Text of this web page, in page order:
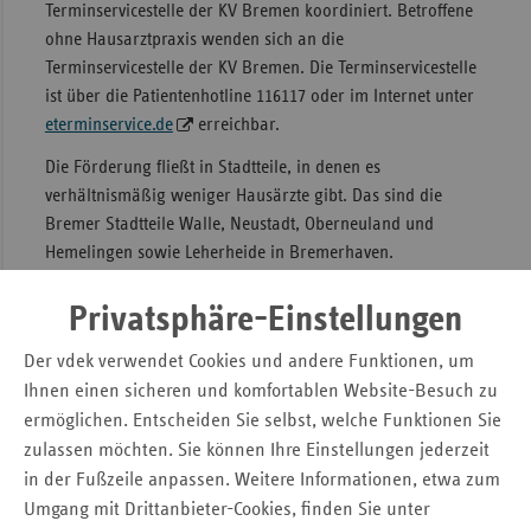
Privatsphäre-Einstellungen
Der vdek verwendet Cookies und andere Funktionen, um
Ihnen einen sicheren und komfortablen Website-Besuch zu
ermöglichen. Entscheiden Sie selbst, welche Funktionen Sie
zulassen möchten. Sie können Ihre Einstellungen jederzeit
in der Fußzeile anpassen. Weitere Informationen, etwa zum
Umgang mit Drittanbieter-Cookies, finden Sie unter
Terminservicestelle der KV Bremen koordiniert. Betroffene
ohne Hausarztpraxis wenden sich an die
Terminservicestelle der KV Bremen. Die Terminservicestelle
ist über die Patientenhotline 116117 oder im Internet unter
eterminservice.de
erreichbar.
Die Förderung fließt in Stadtteile, in denen es
verhältnismäßig weniger Hausärzte gibt. Das sind die
Bremer Stadtteile Walle, Neustadt, Oberneuland und
Hemelingen sowie Leherheide in Bremerhaven.
Hilfe an mehreren Stellen
„Wir Krankenkassen freuen uns, diese Lösung gefunden zu
haben. Damit können wir - genau dort, wo es nötig ist -
sowohl den Betroffenen auf der Suche nach einem
Hausarzt oder Hausärztin helfen, als auch den Praxen, die
diese Patientinnen und Patienten neu aufnehmen“, so die
Gesetzlichen Krankenkassen im Land Bremen.